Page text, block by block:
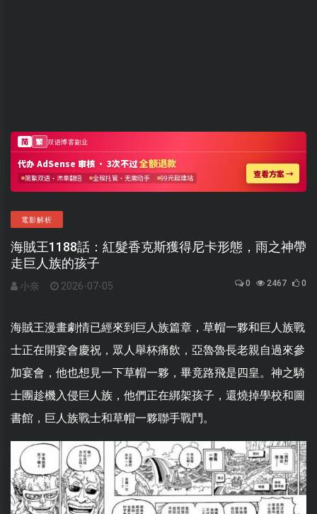
電影解析
海賊王1188話：紅髮香克斯獲得尼卡形態，雨之神帶
走巨人族的孩子
小奈 2026-07-05 0 2467 0
海賊王漫畫劇情已經來到巨人族篇章，草帽一夥和巨人族戰
士正在開宴會慶祝，眾人舉杯痛飲，亞魯魯長老親自過來參
加宴會，他也想見一下草帽一夥，畢竟路飛是四皇。神之騎
士團趁機入侵巨人族，他們正在綁架孩子，還燒掉學校和圖
書館，巨人族戰士和草帽一夥聯手戰鬥。